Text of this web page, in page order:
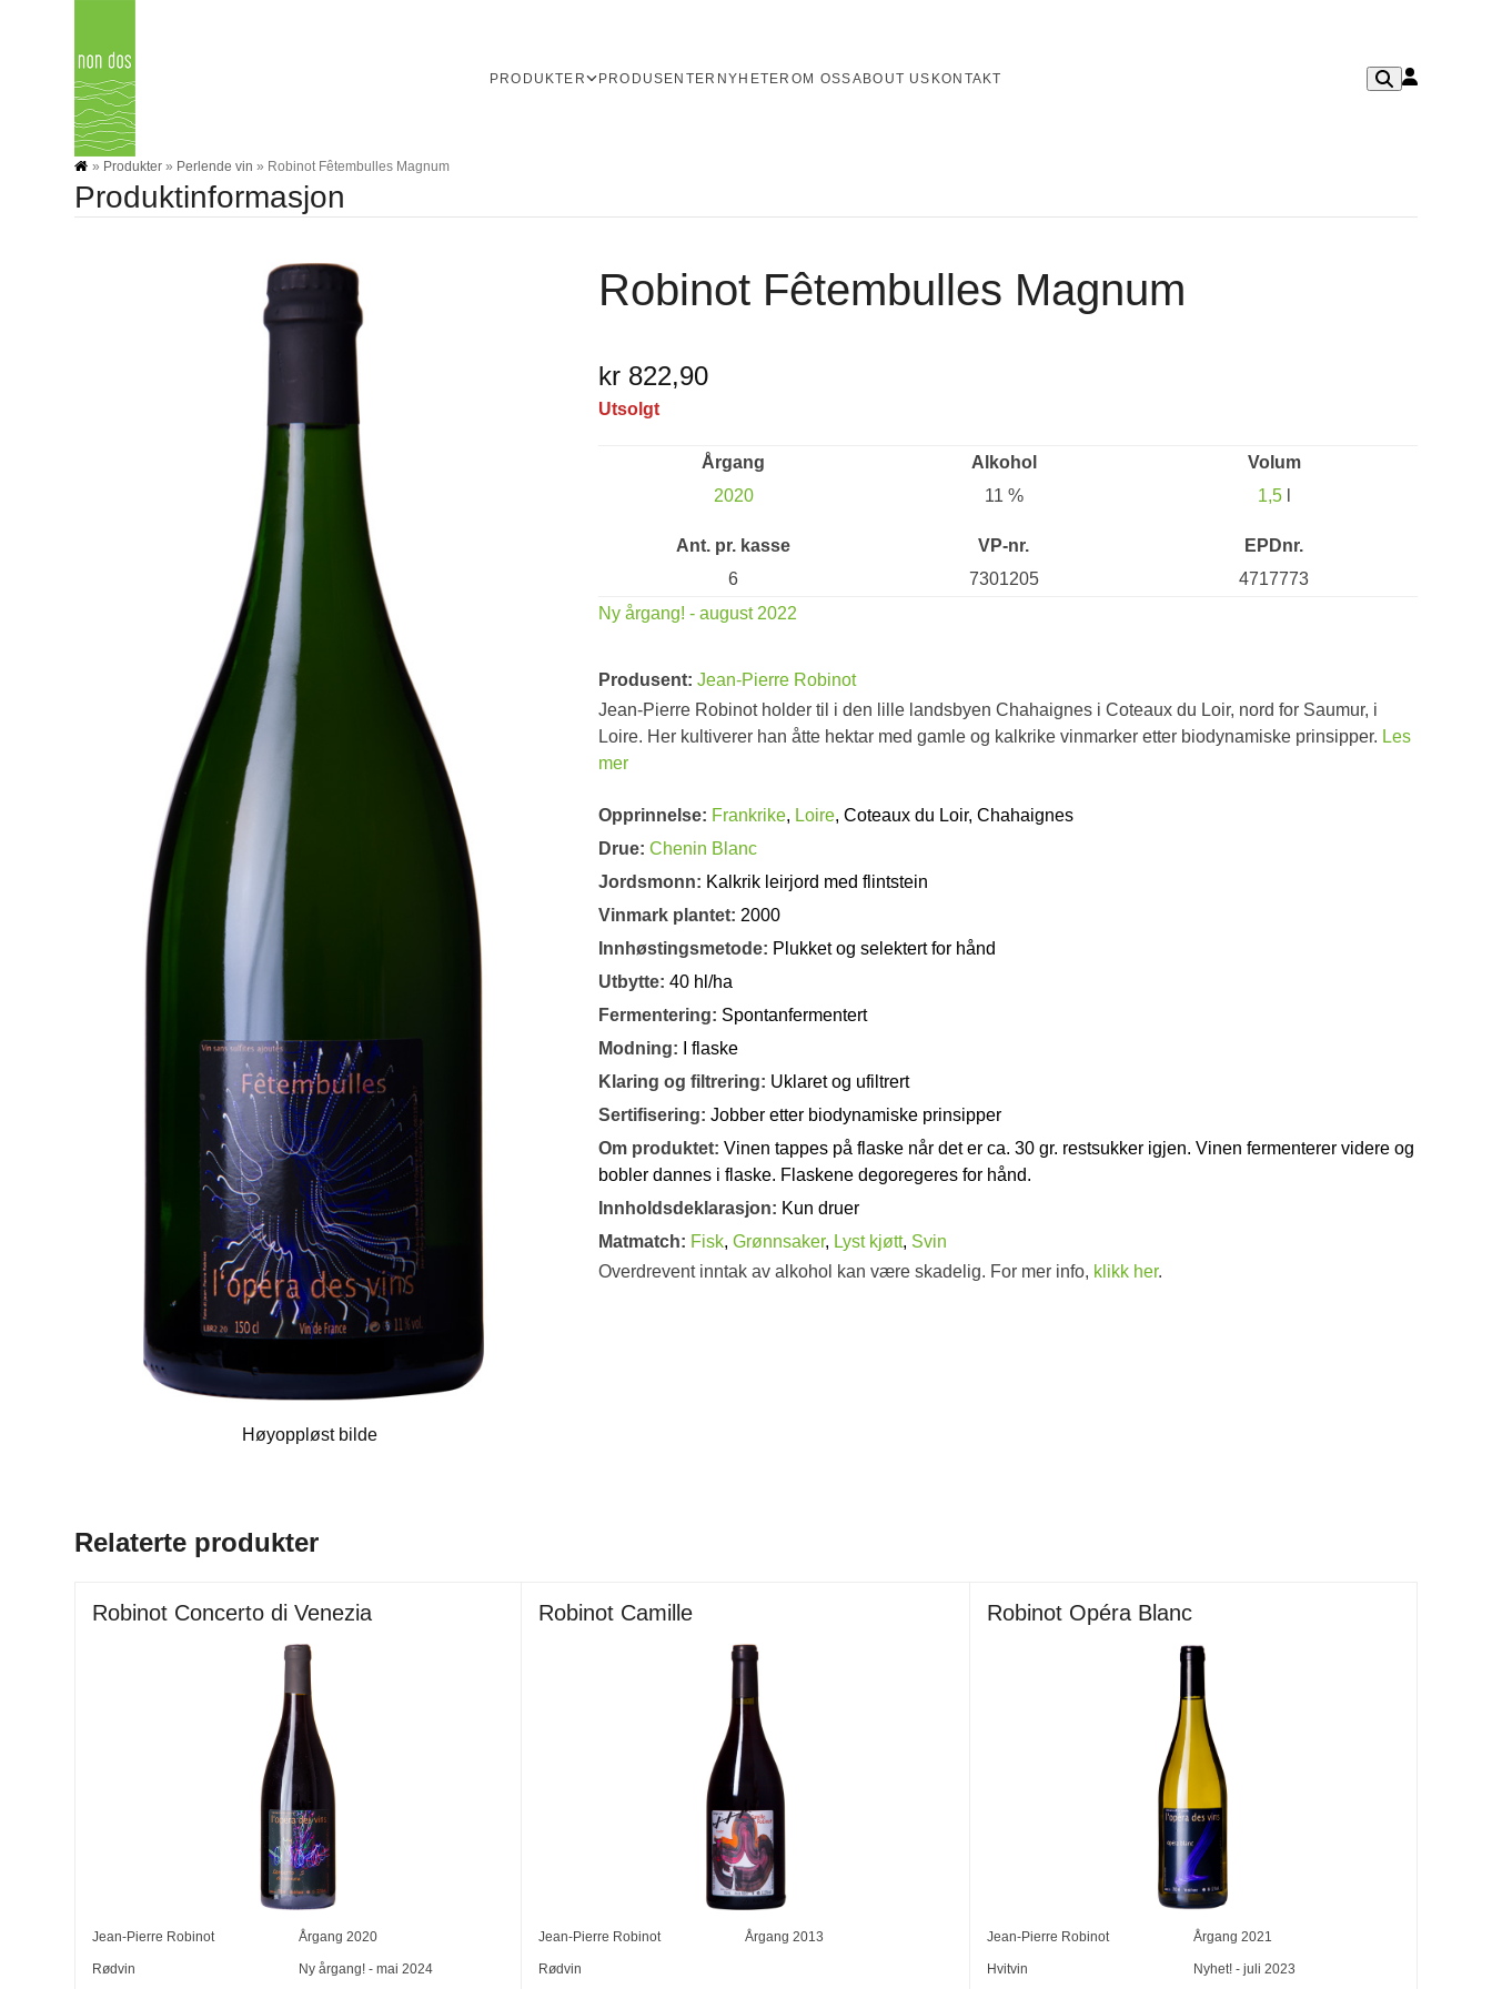
PRODUKTER PRODUSENTER NYHETER OM OSSABOUT US KONTAKT
» Produkter » Perlende vin » Robinot Fêtembulles Magnum
Produktinformasjon
Høyoppløst bilde
Robinot Fêtembulles Magnum
kr 822,90
Utsolgt
Årgang
2020
Alkohol
11 %
Volum
1,5l
Ant. pr. kasse
6
VP-nr.
7301205
EPDnr.
4717773
Ny årgang! - august 2022
Produsent: Jean-Pierre Robinot
Jean-Pierre Robinot holder til i den lille landsbyen Chahaignes i Coteaux du Loir, nord for Saumur, i
Loire. Her kultiverer han åtte hektar med gamle og kalkrike vinmarker etter biodynamiske prinsipper. Les
mer
Opprinnelse: Frankrike, Loire, Coteaux du Loir, Chahaignes
Drue: Chenin Blanc
Jordsmonn: Kalkrik leirjord med flintstein
Vinmark plantet: 2000
Innhøstingsmetode: Plukket og selektert for hånd
Utbytte: 40 hl/ha
Fermentering: Spontanfermentert
Modning:
I flaske
Klaring og filtrering: Uklaret og ufiltrert
Sertifisering: Jobber etter biodynamiske prinsipper
Om produktet: Vinen tappes på flaske når det er ca. 30 gr. restsukker igjen. Vinen fermenterer videre og
bobler dannes i flaske. Flaskene degoregeres for hånd.
Innholdsdeklarasjon: Kun druer
Matmatch: Fisk, Grønnsaker, Lyst kjøtt, Svin
Overdrevent inntak av alkohol kan være skadelig. For mer info, klikk her.
Relaterte produkter
Robinot Concerto di Venezia
Jean-Pierre Robinot Årgang 2020
Rødvin Ny årgang! - mai 2024
Robinot Camille
Jean-Pierre Robinot Årgang2013
Rødvin
Robinot Opéra Blanc
Jean-Pierre Robinot Årgang 2021
Hvitvin Nyhet! - juli 2023